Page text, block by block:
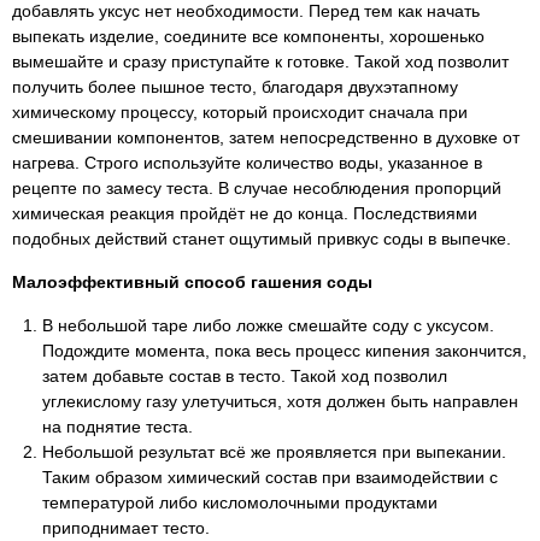
добавлять уксус нет необходимости. Перед тем как начать
выпекать изделие, соедините все компоненты, хорошенько
вымешайте и сразу приступайте к готовке. Такой ход позволит
получить более пышное тесто, благодаря двухэтапному
химическому процессу, который происходит сначала при
смешивании компонентов, затем непосредственно в духовке от
нагрева. Строго используйте количество воды, указанное в
рецепте по замесу теста. В случае несоблюдения пропорций
химическая реакция пройдёт не до конца. Последствиями
подобных действий станет ощутимый привкус соды в выпечке.
Малоэффективный способ гашения соды
В небольшой таре либо ложке смешайте соду с уксусом.
Подождите момента, пока весь процесс кипения закончится,
затем добавьте состав в тесто. Такой ход позволил
углекислому газу улетучиться, хотя должен быть направлен
на поднятие теста.
Небольшой результат всё же проявляется при выпекании.
Таким образом химический состав при взаимодействии с
температурой либо кисломолочными продуктами
приподнимает тесто.